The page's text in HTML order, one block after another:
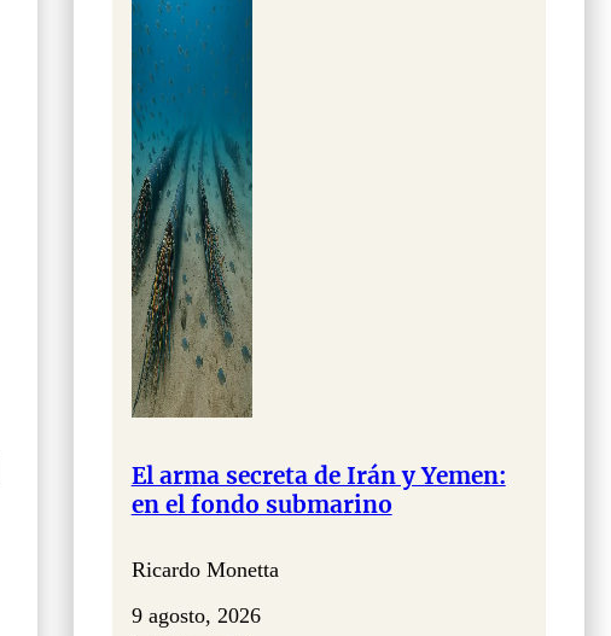
El arma secreta de Irán y Yemen:
en el fondo submarino
Ricardo Monetta
9 agosto, 2026